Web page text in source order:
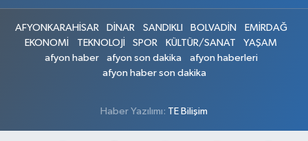
AFYONKARAHİSAR DİNAR SANDIKLI BOLVADİN
EMİRDAĞ
EKONOMİ
TEKNOLOJİ SPOR KÜLTÜR/SANAT
YAŞAM
afyon haber
afyon son dakika
afyon haberleri
afyon haber son dakika
Haber Yazılımı: TE Bilişim